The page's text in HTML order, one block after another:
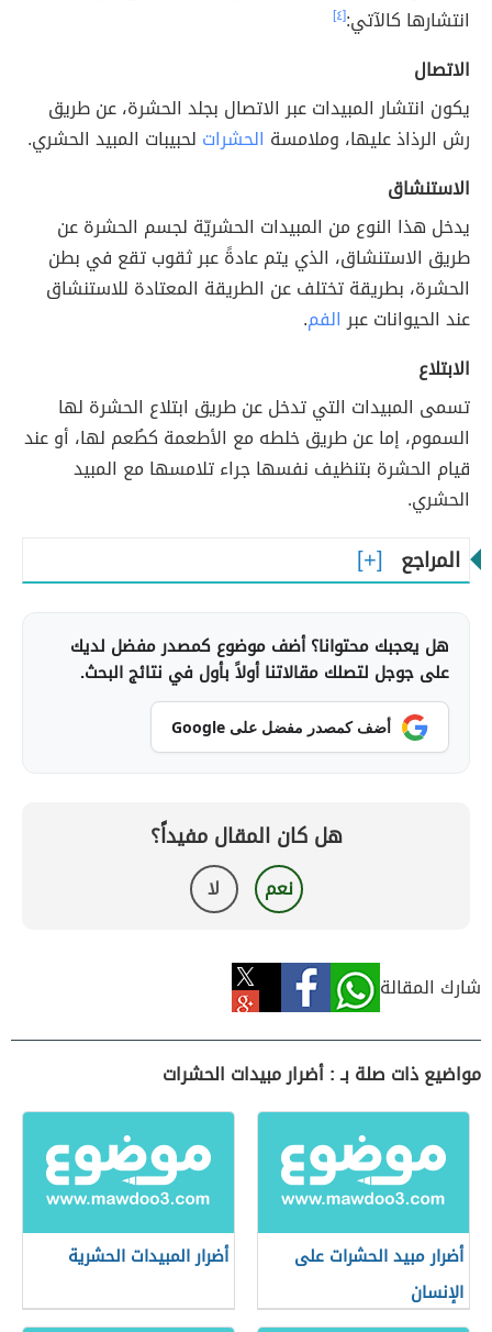
انتشارها كالآتي:[٤]
الاتصال
يكون انتشار المبيدات عبر الاتصال بجلد الحشرة، عن طريق
رش الرذاذ عليها، وملامسة الحشرات لحبيبات المبيد الحشري.
الاستنشاق
يدخل هذا النوع من المبيدات الحشريّة لجسم الحشرة عن
طريق الاستنشاق، الذي يتم عادةً عبر ثقوب تقع في بطن
الحشرة، بطريقة تختلف عن الطريقة المعتادة للاستنشاق
عند الحيوانات عبرالفم.
الابتلاع
تسمى المبيدات التي تدخل عن طريق ابتلاع الحشرة لها
السموم، إما عن طريق خلطه مع الأطعمة كطُعم لها، أو عند
قيام الحشرة بتنظيف نفسها جراء تلامسها مع المبيد
الحشري.
المراجع
هل يعجبك محتوانا؟ أضف موضوع كمصدر مفضل لديك
على جوجل لتصلك مقالاتنا أولاً بأول في نتائج البحث.
أضف كمصدر مفضل على Google
هل كان المقال مفيداً؟
نعم لا
شارك المقالة
مواضيع ذات صلة بـ : أضرار مبيدات الحشرات
أضرار مبيد الحشرات على
الإنسان
أضرار المبيدات الحشرية